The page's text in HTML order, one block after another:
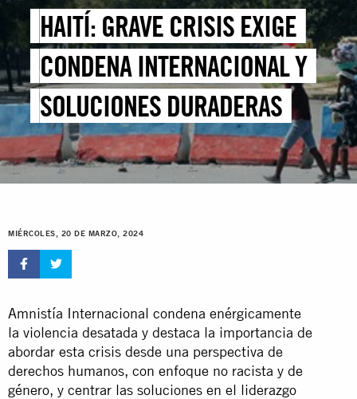
HAITÍ: GRAVE CRISIS EXIGE
CONDENA INTERNACIONAL Y
SOLUCIONES DURADERAS
MIÉRCOLES, 20 DE MARZO, 2024
Amnistía Internacional condena enérgicamente
la violencia desatada y destaca la importancia de
abordar esta crisis desde una perspectiva de
derechos humanos, con enfoque no racista y de
género, y centrar las soluciones en el liderazgo